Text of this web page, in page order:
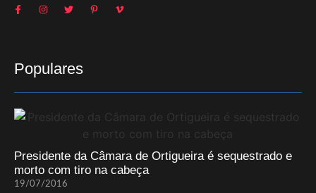
Populares
Presidente da Câmara de Ortigueira é sequestrado e
morto com tiro na cabeça
19/07/2016